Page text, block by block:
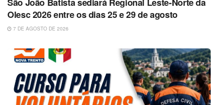
Olesc 2026 entre os dias 25 e 29 de agosto
7 DE AGOSTO DE 2026